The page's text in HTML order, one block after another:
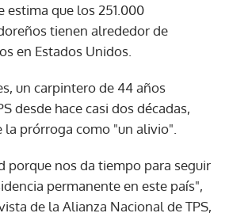
estima que los 251.000
tienen alrededor de
en Estados Unidos.
un carpintero de 44 años
desde hace casi dos décadas,
prórroga como "un alivio".
porque nos da tiempo para seguir
permanente en este país",
de la Alianza Nacional de TPS,